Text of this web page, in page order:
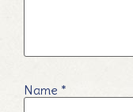
Name *